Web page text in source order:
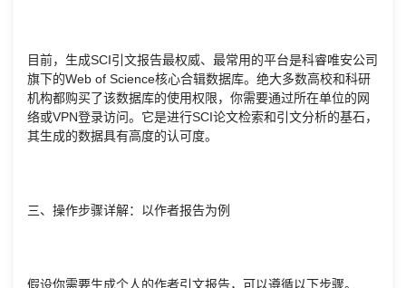
目前，生成SCI引文报告最权威、最常用的平台是科睿唯安公司
旗下的Web of Science核心合辑数据库。绝大多数高校和科研
机构都购买了该数据库的使用权限，你需要通过所在单位的网
络或VPN登录访问。它是进行SCI论文检索和引文分析的基石，
其生成的数据具有高度的认可度。
三、操作步骤详解：以作者报告为例
假设你需要生成个人的作者引文报告，可以遵循以下步骤。